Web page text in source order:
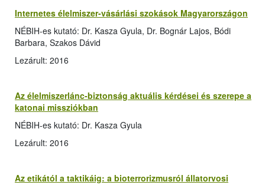
Internetes élelmiszer-vásárlási szokások Magyarországon
NÉBIH-es kutató: Dr. Kasza Gyula, Dr. Bognár Lajos, Bódi
Barbara, Szakos Dávid
Lezárult: 2016
Az élelmiszerlánc-biztonság aktuális kérdései és szerepe a
katonai missziókban
NÉBIH-es kutató: Dr. Kasza Gyula
Lezárult: 2016
Az etikától a taktikáig: a bioterrorizmusról állatorvosi